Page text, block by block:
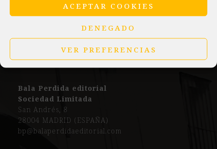
ACEPTAR COOKIES
DENEGADO
VER PREFERENCIAS
Bala Perdida editorial
Sociedad Limitada
San Andrés, 8
28004 MADRID (ESPAÑA)
bp@balaperdidaeditorial.com